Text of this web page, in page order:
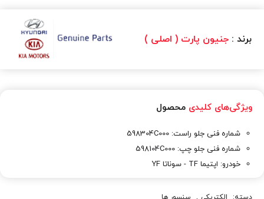
برند :جنیون پارت ( اصلی )
ویژگی‌های کلیدی محصول
شماره فنی جلو راست: 598304C000
شماره فنی جلو چپ: 598104C000
خودرو: اپتیما TF - سوناتا YF